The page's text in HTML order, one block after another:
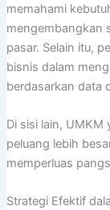
memahami
mengembangkan
pasar. Selain itu,
bisnis dalam
berdasarkan data
Di sisi lain,
peluang lebih
memperluas
Strategi Efektif